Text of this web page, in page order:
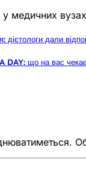
у медичних
дієтологи дали
DAY: що на вас